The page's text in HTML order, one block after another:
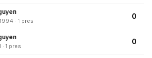
· 1 pres
0
· 1 pres
0